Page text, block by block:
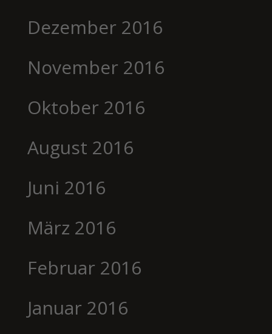
Dezember 2016
November 2016
Oktober 2016
August 2016
Juni 2016
März 2016
Februar 2016
Januar 2016